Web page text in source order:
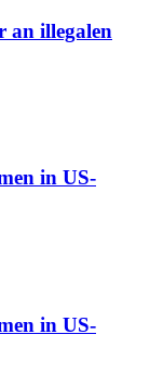
an illegalen
in US-
in US-